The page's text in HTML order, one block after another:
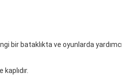
bir bataklıkta ve oyunlarda